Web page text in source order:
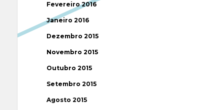
Fevereiro 2016
Janeiro 2016
Dezembro 2015
Novembro 2015
Outubro 2015
Setembro 2015
Agosto 2015